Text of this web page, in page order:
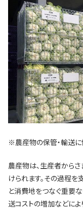
※農産物の保管・輸送に
農産物は、生産者から
けられます。その過程を
と消費地をつなぐ重要
送コストの増加などによ